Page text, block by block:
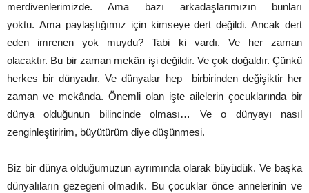
merdivenlerimizde. Ama bazı arkadaşlarımızın bunları
yoktu. Ama paylaştığımız için kimseye dert değildi. Ancak dert
eden imrenen yok muydu? Tabi ki vardı. Ve her zaman
olacaktır. Bu bir zaman mekân işi değildir. Ve çok doğaldır. Çünkü
herkes bir dünyadır. Ve dünyalar hep birbirinden değişiktir her
zaman ve mekânda. Önemli olan işte ailelerin çocuklarında bir
dünya olduğunun bilincinde olması… Ve o dünyayı nasıl
zenginleştiririm, büyütürüm diye düşünmesi.
Biz bir dünya olduğumuzun ayrımında olarak büyüdük. Ve başka
dünyalıların gezegeni olmadık. Bu çocuklar önce annelerinin ve